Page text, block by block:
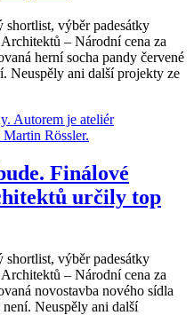
shortlist, výběr padesátky
– Národní cena za
herní socha pandy červené
Neuspěly ani další projekty ze
Finálové
určily top
shortlist, výběr padesátky
– Národní cena za
novostavba nového sídla
Neuspěly ani další